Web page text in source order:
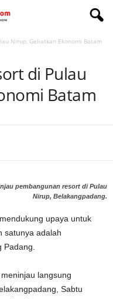
Nirup, Geliatkan Ekonomi Batam
di Pulau
Batam
pembangunan resort di Pulau
Nirup, Belakangpadang.
upaya untuk
satunya adalah
langsung
Sabtu